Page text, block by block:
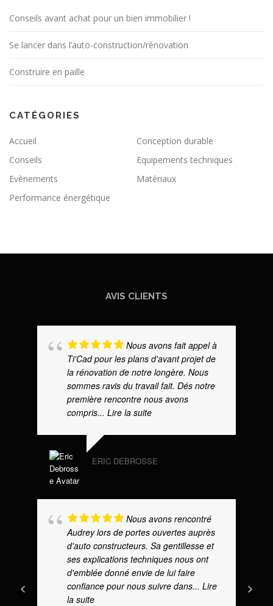
Conseils avant achat pour un bien immobilier !
Se lancer dans l’auto-construction/rénovation
Construire en paille
CATÉGORIES
Accueil
Conception durable
Conseils
Equipements techniques
Evènements
Matériaux
Performance énergétique
AVIS CLIENTS
Nous avons fait appel à
Ti'Cad pour les plans d'avant projet de
la rénovation de notre longère. Nous
sommes ravis du travail fait. Dés notre
première rencontre nous avons
compris... Lire la suite
ERIC DEBROSSE
Nous avons rencontré
Audrey lors de portes ouvertes auprès
d'auto constructeurs. Sa gentillesse et
ses explications techniques nous ont
d'emblée donné envie de lui faire
confiance pour nous suivre dans... Lire
la suite